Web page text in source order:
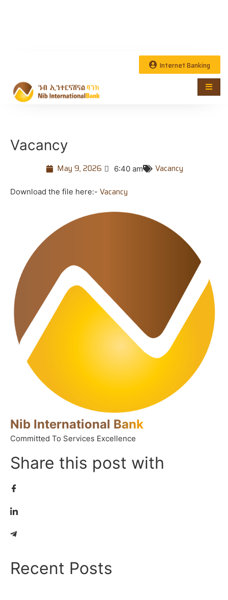
Internet Banking
Vacancy
May 9, 2026 6:40 am Vacancy
Download the file here:- Vacancy
Nib International Bank
Committed To Services Excellence
Share this post with
Recent Posts